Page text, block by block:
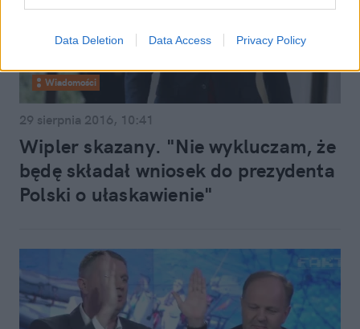
Data Deletion Data Access Privacy Policy
Wiadomości
29 sierpnia 2016, 10:41
Wipler skazany. "Nie wykluczam, że
będę składał wniosek do prezydenta
Polski o ułaskawienie"